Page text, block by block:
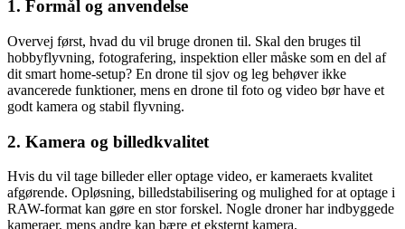
1. Formål og anvendelse
Overvej først, hvad du vil bruge dronen til. Skal den bruges til
hobbyflyvning, fotografering, inspektion eller måske som en del af
dit smart home-setup? En drone til sjov og leg behøver ikke
avancerede funktioner, mens en drone til foto og video bør have et
godt kamera og stabil flyvning.
2. Kamera og billedkvalitet
Hvis du vil tage billeder eller optage video, er kameraets kvalitet
afgørende. Opløsning, billedstabilisering og mulighed for at optage i
RAW-format kan gøre en stor forskel. Nogle droner har indbyggede
kameraer, mens andre kan bære et eksternt kamera.